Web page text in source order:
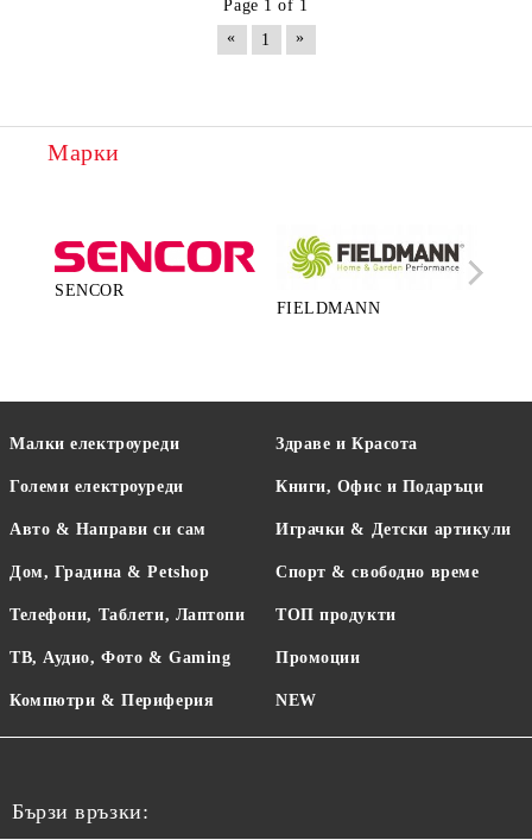
Page 1 of 1
«
1 »
Марки
SENCOR
FIELDMANN
Малки електроуреди
Големи електроуреди
Авто & Направи си сам
Дом, Градина & Petshop
Телефони, Таблети, Лаптопи
ТВ, Аудио, Фото & Gaming
Компютри & Периферия
Здраве и Красота
Книги, Офис и Подаръци
Играчки & Детски артикули
Спорт & свободно време
ТОП продукти
Промоции
NEW
Бързи връзки: